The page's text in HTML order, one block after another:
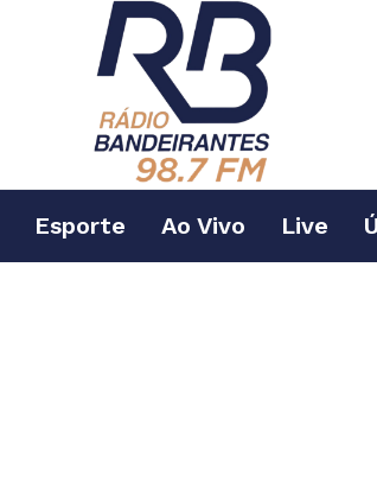
Esporte Ao Vivo Live